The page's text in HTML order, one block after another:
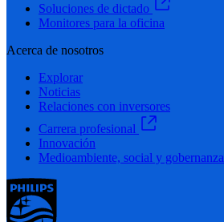
Soluciones de dictado
Monitores para la oficina
Acerca de nosotros
Explorar
Noticias
Relaciones con inversores
Carrera profesional
Innovación
Medioambiente, social y gobernanza